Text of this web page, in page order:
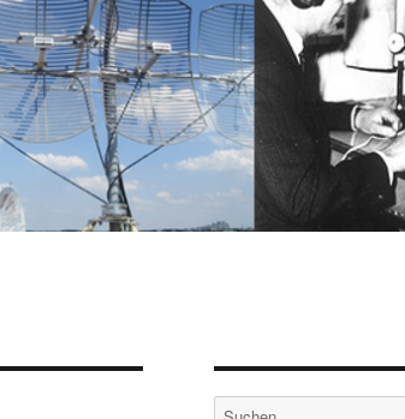
Suchen